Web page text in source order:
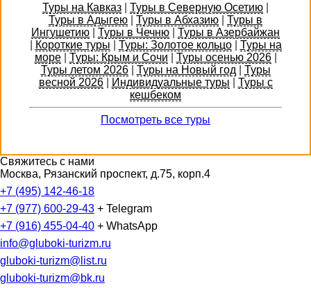
Туры на Кавказ Туры в Северную Осетию
Туры в Адыгею
Туры в Абхазию
Туры в
Ингушетию
Туры в Чечню
Туры в Азербайжан
Короткие туры Туры: Золотое кольцо| Туры на
море| Туры: Крым и Сочи Туры осенью 2026|
Туры летом 2026| Туры на Новый год
Туры
весной 2026| Индивидуальные туры
Туры с
кешбеком
Посмотреть все туры
Свяжитесь с нами
Москва, Рязанский проспект, д.75, корп.4
+7 (495) 142-46-18
+7 (977) 600-29-43 + Telegram
+7 (916) 455-04-40 + WhatsApp
info@gluboki-turizm.ru
gluboki-turizm@list.ru
gluboki-turizm@bk.ru